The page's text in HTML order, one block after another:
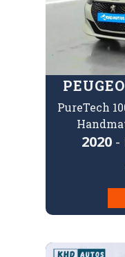
PureTech
2020 -